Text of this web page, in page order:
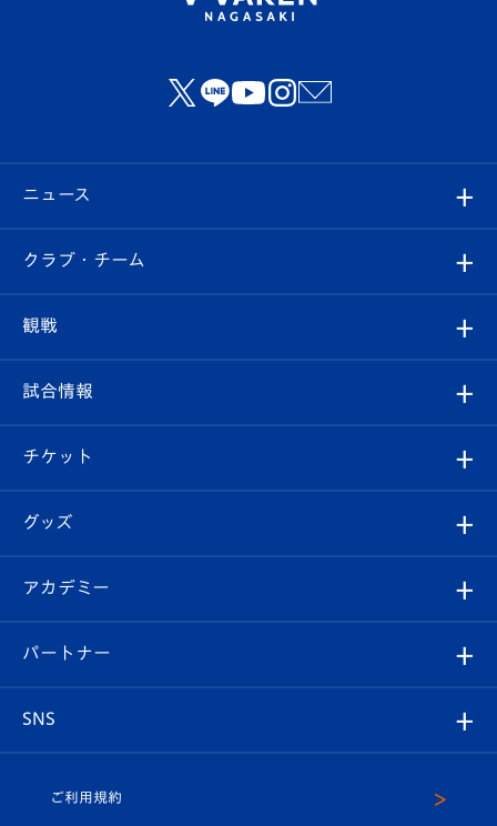
ニュース
すべて
クラブ
試合情報
チケット
イベント
メディア
ホームタウン
クラブ・チーム
クラブ概要
エンブレム紹介
スタッフプロフィール
マスコット紹介
観戦
観戦ルール
はじめての観戦ガイド
Revive Team
ヴィヴィくんの長崎おもてなしガイド
試合情報
試合日程/結果
フォトギャラリー
スタジアムグルメ
チケット
チケット
V-LOVERS（ファンクラブ）
プレイヤーズスイート
グッズ
オンラインショップ
店舗情報
アカデミー
育成からのお知らせ
U-18
パートナー
SNS
ご利用規約